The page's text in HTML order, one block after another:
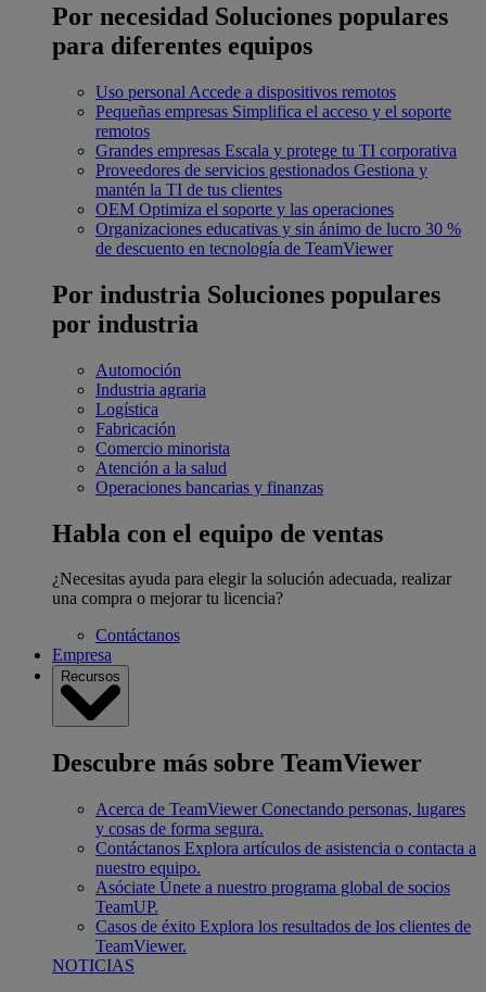
Por necesidad Soluciones populares
para diferentes equipos
Uso personal Accede a dispositivos remotos
Pequeñas empresas Simplifica el acceso y el soporte
remotos
Grandes empresas Escala y protege tu TI corporativa
Proveedores de servicios gestionados Gestiona y
mantén la TI de tus clientes
OEM Optimiza el soporte y las operaciones
Organizaciones educativas y sin ánimo de lucro 30 %
de descuento en tecnología de TeamViewer
Por industria Soluciones populares
por industria
Automoción
Industria agraria
Logística
Fabricación
Comercio minorista
Atención a la salud
Operaciones bancarias y finanzas
Habla con el equipo de ventas
¿Necesitas ayuda para elegir la solución adecuada, realizar
una compra o mejorar tu licencia?
Contáctanos
Empresa
Recursos
Descubre más sobre TeamViewer
Acerca de TeamViewer Conectando personas, lugares
y cosas de forma segura.
Contáctanos Explora artículos de asistencia o contacta a
nuestro equipo.
Asóciate Únete a nuestro programa global de socios
TeamUP.
Casos de éxito Explora los resultados de los clientes de
TeamViewer.
NOTICIAS